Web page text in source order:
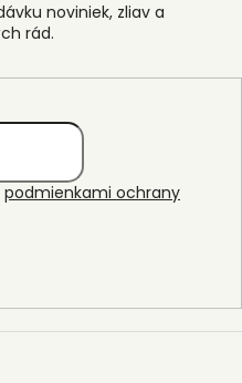
podmienkami ochrany